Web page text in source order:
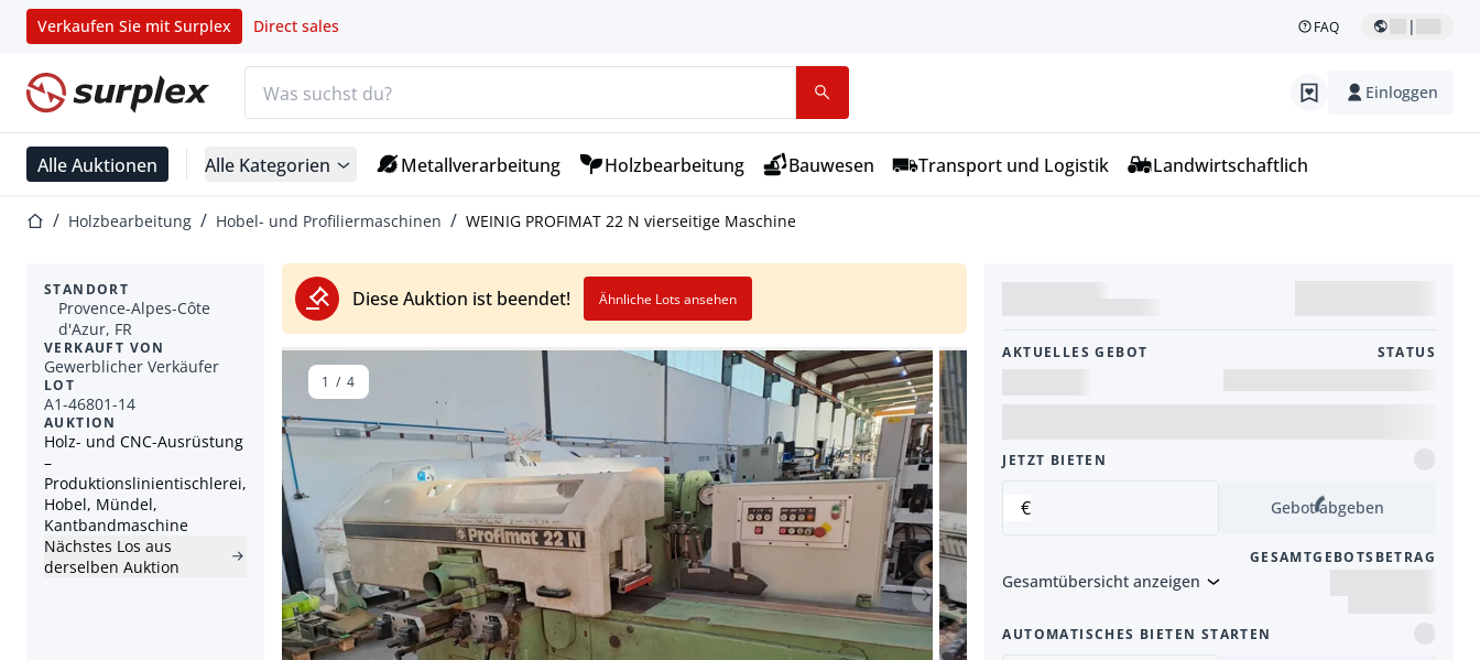
Verkaufen Sie mit Surplex Direct sales FAQ |
Startseite Einloggen
Alle Auktionen Alle Kategorien Metallverarbeitung Holzbearbeitung Bauwesen Transport und Logistik Landwirtschaftlich
StartseiteHolzbearbeitung Hobel- und Profiliermaschinen WEINIG PROFIMAT 22 N vierseitige Maschine
Diese Auktion ist beendet! Ähnliche Lots ansehen
STANDORT
Provence-Alpes-Côte
d'Azur, FR
VERKAUFT VON
Gewerblicher Verkäufer
LOT
A1-46801-14
AUKTION
Holz- und CNC-Ausrüstung
–
Produktionslinientischlerei,
Hobel, Mündel,
Kantbandmaschine
Nächstes Los aus
derselben Auktion
Vorheriger Artikel
Nächster Artikel
1 / 4
AKTUELLES GEBOT STATUS
JETZT BIETEN
€ Gebot abgeben
GESAMTGEBOTSBETRAG
Gesamtübersicht anzeigen
AUTOMATISCHES BIETEN STARTEN